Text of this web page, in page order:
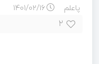
پاعلم ۱۴۰۱/۰۲/۱۶
۲